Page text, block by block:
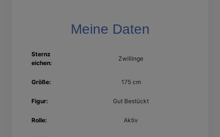
Meine Daten
Sternz
eichen:
Zwillinge
Größe: 175 cm
Figur: Gut Bestückt
Rolle: Aktiv